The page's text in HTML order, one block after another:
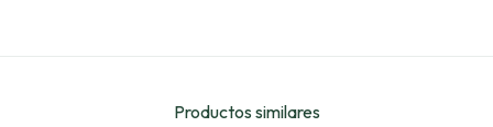
Productos similares